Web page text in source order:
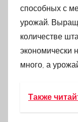
способных с
урожай.
количестве
экономически
много, а
Также